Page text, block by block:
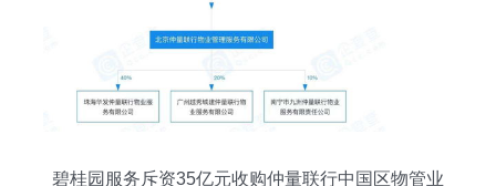
碧桂园服务斥资35亿元收购仲量联行中国区物管业